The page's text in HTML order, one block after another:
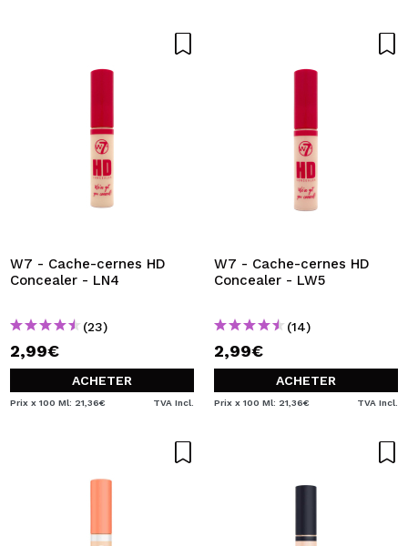
W7 - Cache-cernes HD
Concealer - LN4
(23)
2,99€
ACHETER
Prix x 100 Ml: 21,36€ TVA Incl.
W7 - Cache-cernes HD
Concealer - LW5
(14)
2,99€
ACHETER
Prix x 100 Ml: 21,36€ TVA Incl.